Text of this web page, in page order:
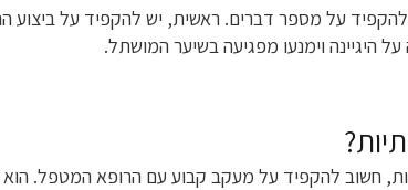
על מספר דברים. ראשית, יש להקפיד על ביצוע
היגיינה וימנעו מפגיעה בשיער המושתל.
חשוב להקפיד על מעקב קבוע עם הרופא המטפל. הוא